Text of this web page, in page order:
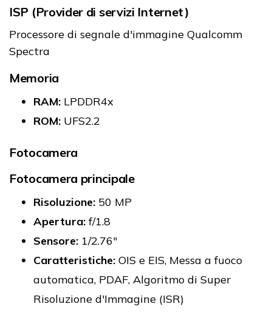
ISP (Provider di servizi Internet)
Processore di segnale d'immagine Qualcomm
Spectra
Memoria
RAM: LPDDR4x
ROM: UFS2.2
Fotocamera
Fotocamera principale
Risoluzione: 50 MP
Apertura:f/1.8
Sensore: 1/2.76"
Caratteristiche: OIS e EIS, Messa a fuoco
automatica, PDAF, Algoritmo di Super
Risoluzione d'Immagine (ISR)